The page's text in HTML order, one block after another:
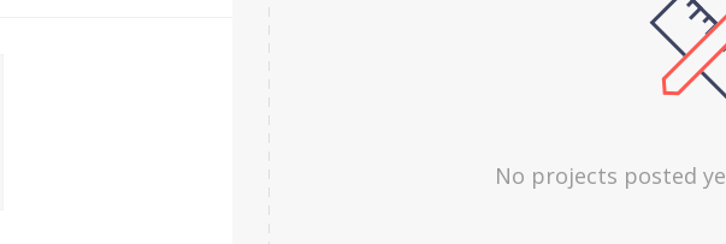
No projects posted